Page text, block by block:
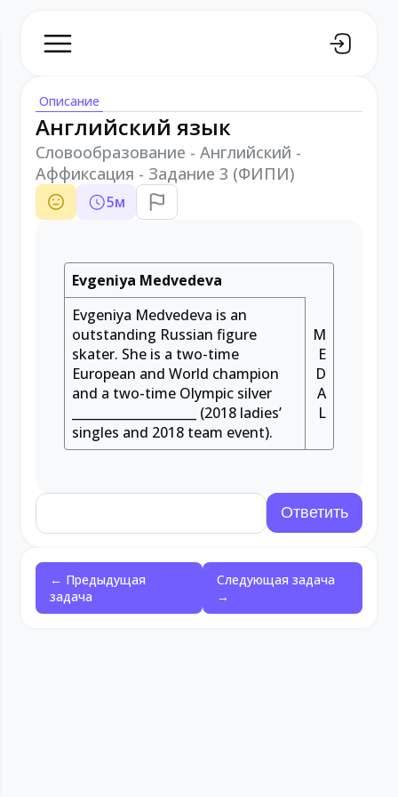
Описание
Английский язык
Словообразование - Английский -
Аффиксация - Задание 3 (ФИПИ)
5м
Evgeniya Medvedeva
Evgeniya Medvedeva is an
outstanding Russian figure
skater. She is a two-time
European and World champion
and a two-time Olympic silver
(2018 ladies’
singles and 2018 team event).
M
E
D
A
L
← Предыдущая
задача
Следующая задача
→